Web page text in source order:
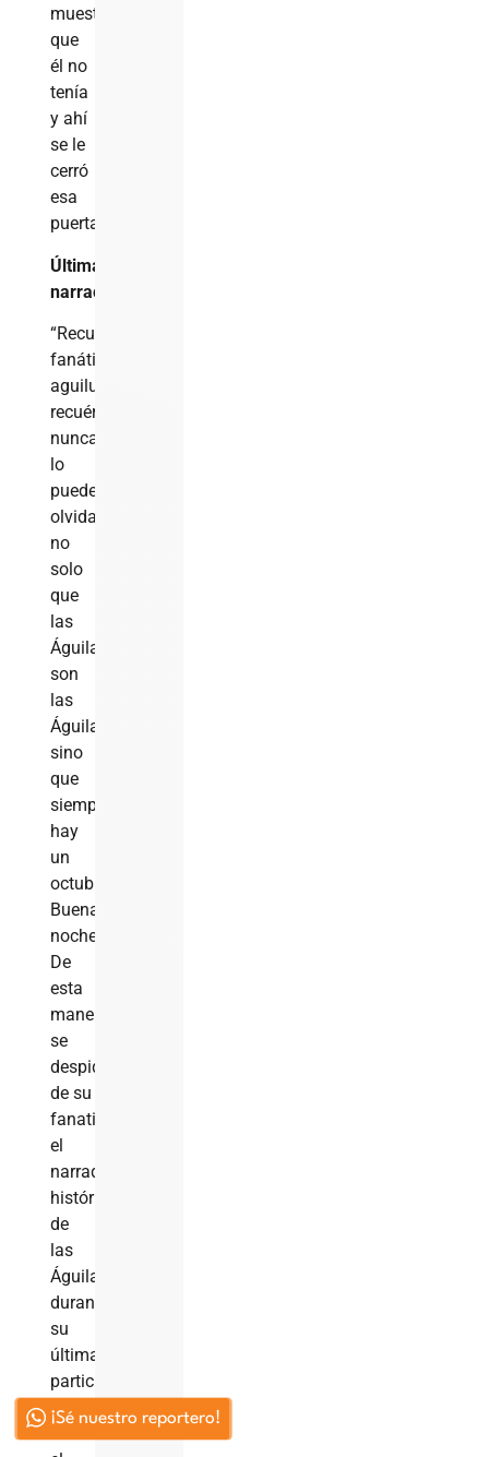
muestra,
que
él no
tenía
y ahí
se le
cerró
esa
puerta.
Última
narración
“Recuerden
fanáticos
aguiluchos,
recuérdenlo,
nunca
lo
pueden
olvidar,
no
solo
que
las
Águilas
son
las
Águilas,
sino
que
siempre
hay
un
octubre.
Buenas
noches…”
De
esta
manera
se
despidió
de su
fanaticada
el
narrador
histórico
de
las
Águilas
durante
su
última
participación
como
¡Sé nuestro reportero!